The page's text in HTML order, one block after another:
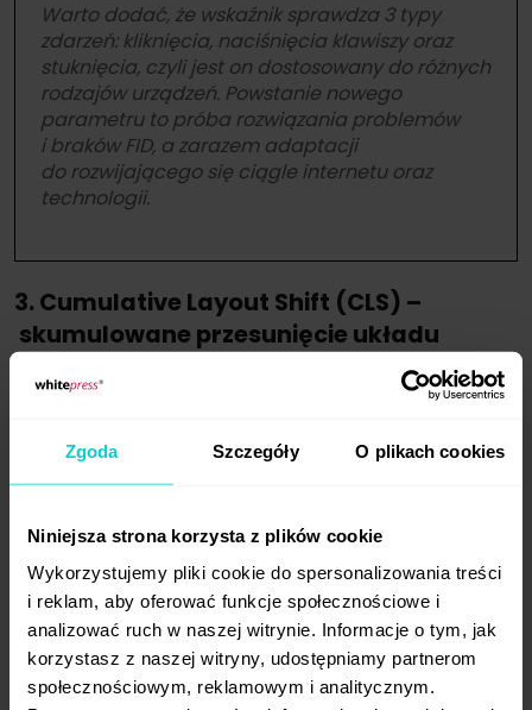
Zgoda Szczegóły O plikach cookies
Niniejsza strona korzysta z plików cookie
Wykorzystujemy pliki cookie do spersonalizowania treści
i reklam, aby oferować funkcje społecznościowe i
analizować ruch w naszej witrynie. Informacje o tym, jak
korzystasz z naszej witryny, udostępniamy partnerom
społecznościowym, reklamowym i analitycznym.
Warto dodać, że wskaźnik sprawdza 3 typy
zdarzeń: kliknięcia, naciśnięcia klawiszy oraz
stuknięcia, czyli jest on dostosowany do różnych
rodzajów urządzeń. Powstanie nowego
parametru to próba rozwiązania problemów
i braków FID, a zarazem adaptacji
do rozwijającego się ciągle internetu oraz
technologii.
3. Cumulative Layout Shift (CLS) –
skumulowane przesunięcie układu
Pod tą skomplikowaną nazwą kryje się
wizualnej stabilności witryny. Chodzi o to, jak
elementy strony przesuwają się podczas
odbiorcy. Cumulative Layout Shift jest
mierzony w zakresie od 0 (brak przesunięcia)
do 1 (znaczne przesunięcie).Google zaleca,
by wartość CLS nie przekraczała 0,1. Wynik
powyżej 0,25 należy potraktować jako
niepożądany i jak najszybciej wdrożyć